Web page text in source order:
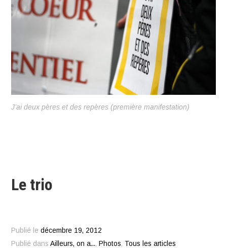
J’ai deux pères et des repères (première manifestation)
Le trio
Publié ledécembre 19, 2012
Publié dansAilleurs, on a..., Photos, Tous les articles